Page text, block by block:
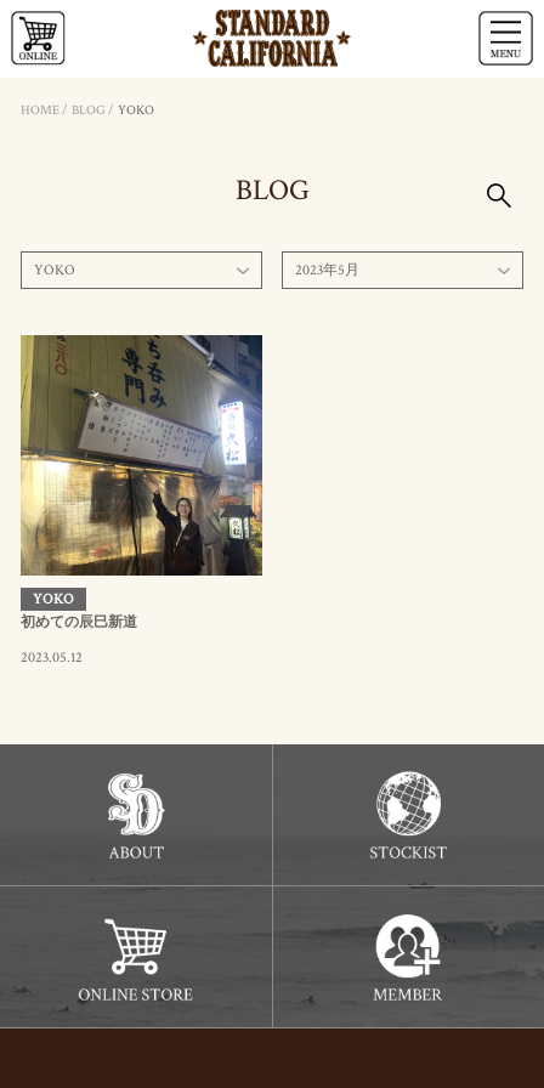
HOME/ BLOG / YOKO
BLOG
YOKO 2023年5月
YOKO
初めての辰巳新道
2023.05.12